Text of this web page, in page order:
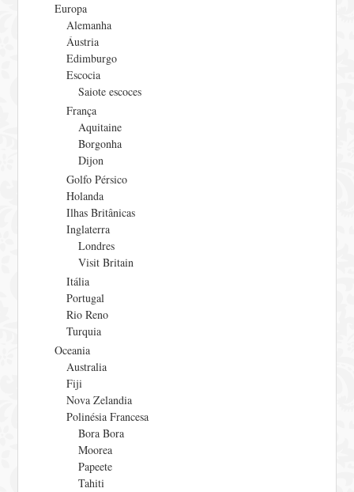
Europa
Alemanha
Áustria
Edimburgo
Escocia
Saiote escoces
França
Aquitaine
Borgonha
Dijon
Golfo Pérsico
Holanda
Ilhas Britânicas
Inglaterra
Londres
Visit Britain
Itália
Portugal
Rio Reno
Turquia
Oceania
Australia
Fiji
Nova Zelandia
Polinésia Francesa
Bora Bora
Moorea
Papeete
Tahiti